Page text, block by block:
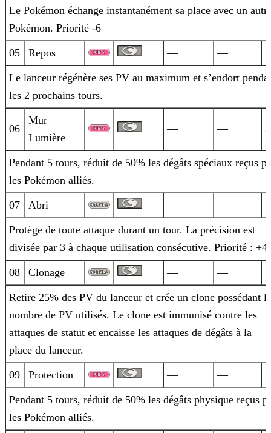
Le Pokémon échange instantanément sa place avec un
Pokémon. Priorité -6
05 Repos — —
Le lanceur régénère ses PV au maximum et s’endort
les 2 prochains tours.
06
Mur
Lumière
— —
Pendant 5 tours, réduit de 50% les dégâts spéciaux reçus
les Pokémon alliés.
07 Abri — —
Protège de toute attaque durant un tour. La précision est
divisée par 3 à chaque utilisation consécutive. Priorité : +4.
08 Clonage — —
Retire 25% des PV du lanceur et crée un clone possédant le
nombre de PV utilisés. Le clone est immunisé contre les
attaques de statut et encaisse les attaques de dégâts à la
place du lanceur.
09 Protection — —
Pendant 5 tours, réduit de 50% les dégâts physique reçus
les Pokémon alliés.